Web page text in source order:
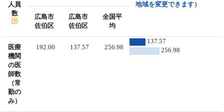
人員
数
地域を変更できます）
広島市
佐伯区
広島市
佐伯区
全国平
均
医療
機関
の医
師数
（常
勤の
み）
192.00 137.57 256.98
137.57
256.98